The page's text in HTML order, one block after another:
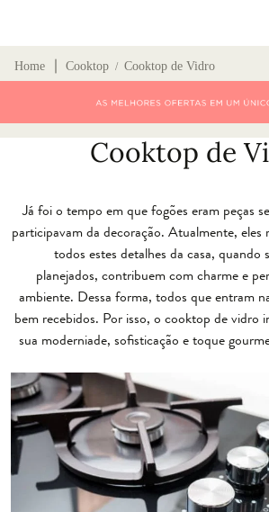
Home Cooktop / Cooktop de Vidro
Cooktop de
Já foi o tempo em que fogões eram peças
participavam da decoração. Atualmente,
todos estes detalhes da casa, quando
planejados, contribuem com charme e
ambiente. Dessa forma, todos que entram
bem recebidos. Por isso, o cooktop de vidro
sua moderniade, sofisticação e toque